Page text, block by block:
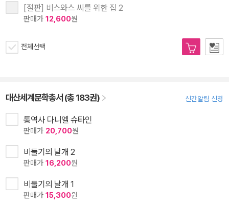
[절판] 비스와스 씨를 위한 집 2
판매가 12,600원
전체선택
대산세계문학총서 (총 183권) 신간알림 신청
통역사 다니엘 슈타인
판매가 20,700원
비둘기의 날개 2
판매가 16,200원
비둘기의 날개 1
판매가 15,300원